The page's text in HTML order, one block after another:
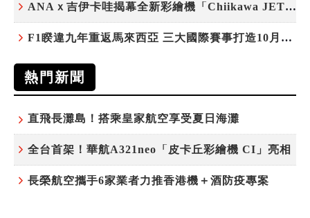
ANAｘ吉伊卡哇揭幕全新彩繪機「Chiikawa JET」
F1睽違九年重返馬來西亞 三大國際賽事打造10月運動旅遊熱潮 賽車、自行車、路跑同週登場
熱門新聞
直飛長灘島！搭乘皇家航空享受夏日海灘
全台首架！華航A321neo「皮卡丘彩繪機 CI」亮相
長榮航空攜手6家業者力推香港機＋酒防疫專案